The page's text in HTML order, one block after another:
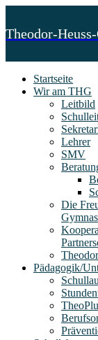
Theodor-
Startseite
Wir am THG
Leitbild
Lehrer
SMV
Die
Pädagogik/